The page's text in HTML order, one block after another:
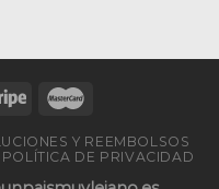
Y REEMBOLSOS
POLÍTICA DE PRIVACIDAD